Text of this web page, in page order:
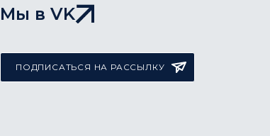
Мы в VK
ПОДПИСАТЬСЯ НА РАССЫЛКУ